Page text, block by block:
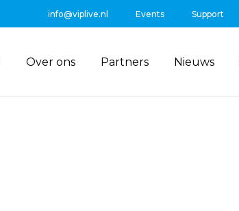
info@viplive.nl Events Support
Over ons Partners Nieuws